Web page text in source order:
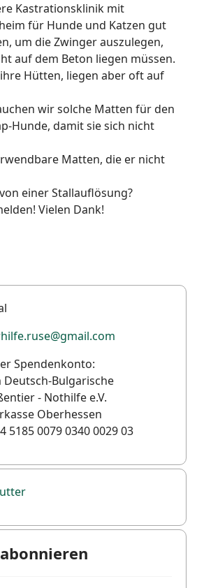
Kastrationsklinik mit
für Hunde und Katzen gut
um die Zwinger auszulegen,
auf dem Beton liegen müssen.
Hütten, liegen aber oft auf
wir solche Matten für den
Hunde, damit sie sich nicht
Matten, die er nicht
einer Stallauflösung?
Vielen Dank!
Spendenkonto:
Deutsch-Bulgarische
- Nothilfe e.V.
Oberhessen
5185 0079 0340 0029 03